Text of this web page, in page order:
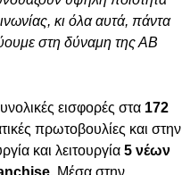
κι όλα αυτά, πάντα
στη δύναμη της ΑΒ
εισφορές στα 172
πρωτοβουλίες και στην
και λειτουργία 5 νέων
. Μέσα στην